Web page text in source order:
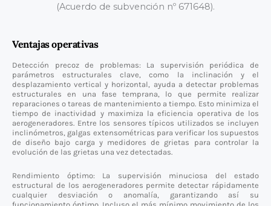
(Acuerdo de subvención nº 671648).
Ventajas operativas
Detección precoz de problemas: La supervisión periódica de
parámetros estructurales clave, como la inclinación y el
desplazamiento vertical y horizontal, ayuda a detectar problemas
estructurales en una fase temprana, lo que permite realizar
reparaciones o tareas de mantenimiento a tiempo. Esto minimiza el
tiempo de inactividad y maximiza la eficiencia operativa de los
aerogeneradores. Entre los sensores típicos utilizados se incluyen
inclinómetros, galgas extensométricas para verificar los supuestos
de diseño bajo carga y medidores de grietas para controlar la
evolución de las grietas una vez detectadas.
Rendimiento óptimo: La supervisión minuciosa del estado
estructural de los aerogeneradores permite detectar rápidamente
cualquier desviación o anomalía, garantizando así su